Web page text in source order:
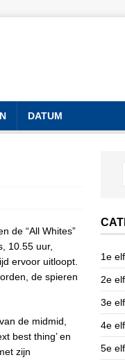
DATUM
de “All Whites”
10.55 uur,
ervoor uitloopt.
de spieren
de midmid,
best thing’ en
zijn
1e
2e
3e
4e
5e